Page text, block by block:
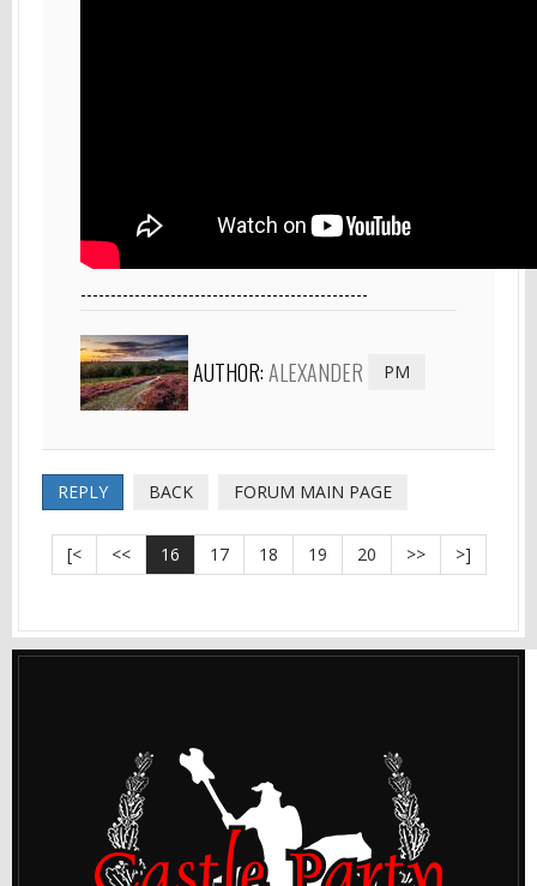
------------------------------------------------
AUTHOR:ALEXANDER PM
REPLY BACK FORUM MAIN PAGE
[< << 16 17 18 19 20 >> >]